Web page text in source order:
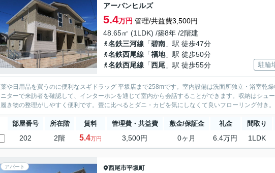
アーバンヒルズ
5.4万円 管理/共益費3,500円
48.65㎡ (1LDK) /築8年 /2階建
名鉄三河線 「碧南 」駅 徒歩47分
名鉄西尾線 「福地」駅 徒歩50分
名鉄西尾線 「西尾 」駅 徒歩55分 駐輪
薬や日用品を買うのに便利なスギドラッグ 平坂店まで258mです。室内設備は洗面所独立・浴室乾
ニターで来訪者を確認して、インターホンを通じて室内から会話することができます。収納はシュ
履き物の整理がしやすく便利です。畳に比べるとダニ・カビを気にしなくて良いフローリング付き
部屋番号 所在階 賃料 管理費・共益費 敷金/保証金 礼金 間取り
202 2階 5.4万円 3,500円 0ヶ月 6.4万円 1LDK
アパート 西尾市平坂町